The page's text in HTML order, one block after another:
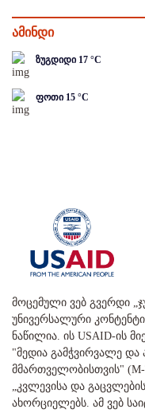
ამინდი
ზუგდიდი 17 °C
ფოთი 15 °C
მოცემული ვებ გვერდი
უნივერსალური
ნაწილია. ის USAID-ის
"მედია გამჭვირვალე
მმართველობისთვის"
„კვლევისა და
ახორციელებს. ამ ვებ